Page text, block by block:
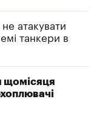
атакувати
танкери в